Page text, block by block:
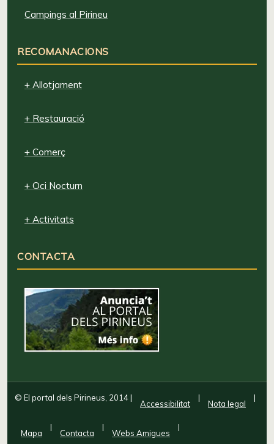
Campings al Pirineu
RECOMANACIONS
+ Allotjament
+ Restauració
+ Comerç
+ Oci Nocturn
+ Activitats
CONTACTA
© El portal dels Pirineus, 2014|
Accessibilitat
|
Nota legal
|
Mapa
|
Contacta
|
Webs Amigues
|